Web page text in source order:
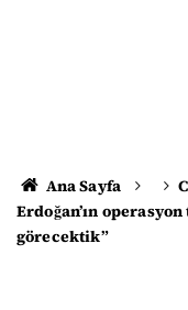
Ana Sayfa
Erdoğan’ın
görecektik”